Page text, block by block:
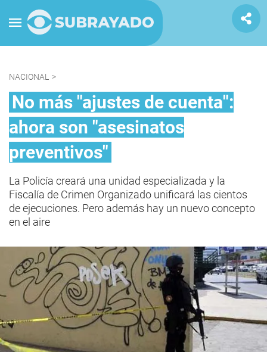
NACIONAL >
No más "ajustes de cuenta":
ahora son "asesinatos
preventivos"
La Policía creará una unidad especializada y la
Fiscalía de Crimen Organizado unificará las cientos
de ejecuciones. Pero además hay un nuevo concepto
en el aire